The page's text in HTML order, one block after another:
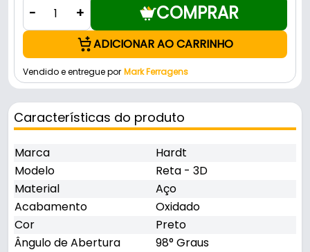
- + COMPRAR
ADICIONAR AO CARRINHO
Vendido e entregue por Mark Ferragens
Características do produto
Marca
Hardt
Modelo
Reta - 3D
Material
Aço
Acabamento
Oxidado
Cor
Preto
Ângulo de Abertura
98° Graus